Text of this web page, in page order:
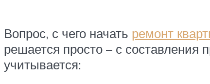
Вопрос, с чего начать ремонт
решается просто – с составления
учитывается: